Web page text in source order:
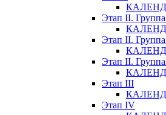
Этап II.
Этап II.
Этап II.
Этап III
Этап IV